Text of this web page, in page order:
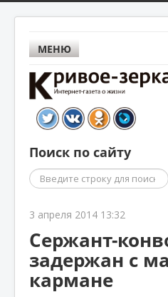
МЕНЮ
Поиск по сайту
Поиск
3 апреля 2014 13:32
Сержант-
задержан с
кармане